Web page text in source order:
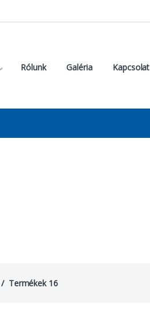
Rólunk Galéria Kapcsolat
Termékek 16